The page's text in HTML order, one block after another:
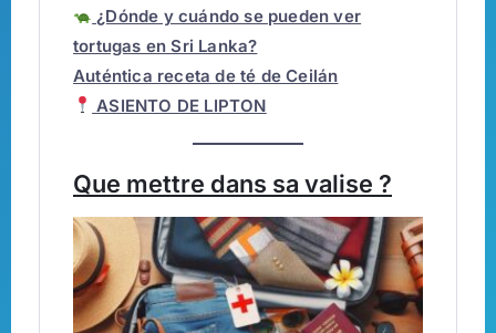
¿Dónde y cuándo se pueden ver
tortugas en Sri Lanka?
Auténtica receta de té de Ceilán
ASIENTO DE LIPTON
Que mettre dans sa valise ?